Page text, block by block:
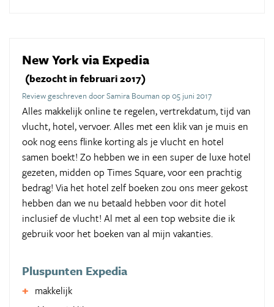
New York via Expedia
(bezocht in februari 2017)
Review geschreven door Samira Bouman op 05 juni 2017
Alles makkelijk online te regelen, vertrekdatum, tijd van
vlucht, hotel, vervoer. Alles met een klik van je muis en
ook nog eens flinke korting als je vlucht en hotel
samen boekt! Zo hebben we in een super de luxe hotel
gezeten, midden op Times Square, voor een prachtig
bedrag! Via het hotel zelf boeken zou ons meer gekost
hebben dan we nu betaald hebben voor dit hotel
inclusief de vlucht! Al met al een top website die ik
gebruik voor het boeken van al mijn vakanties.
Pluspunten Expedia
makkelijk